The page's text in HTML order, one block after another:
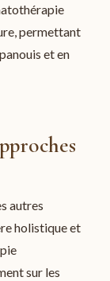
permettant
et en
autres
holistique et
sur les